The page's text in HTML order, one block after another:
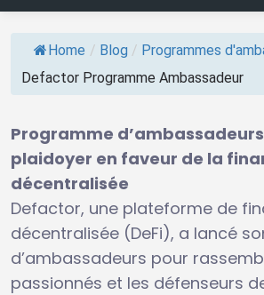
Home / Blog / Programmes
Defactor Programme Ambassadeur
Programme
plaidoyer en faveur de la
décentralisée
Defactor, une plateforme de
décentralisée (DeFi), a lancé
d’ambassadeurs pour
passionnés et les défenseurs